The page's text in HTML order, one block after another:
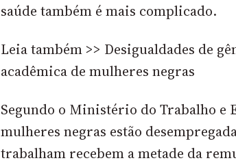
saúde também é mais complicado.
Leia também >> Desigualdades de
acadêmica de mulheres negras
Segundo o Ministério do Trabalho e
mulheres negras estão
trabalham recebem a metade da